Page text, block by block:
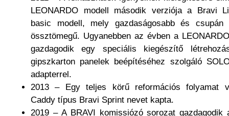
LEONARDO modell második verziója a Bravi
basic modell, mely gazdaságosabb és csupán
össztömegű. Ugyanebben az évben a
gazdagodik egy speciális kiegészítő
gipszkarton panelek beépítéséhez szolgáló
adapterrel.
2013 – Egy teljes körű reformációs folyamat
Caddy típus Bravi Sprint nevet kapta.
2019 – A BRAVI komissiózó sorozat gazdagodik